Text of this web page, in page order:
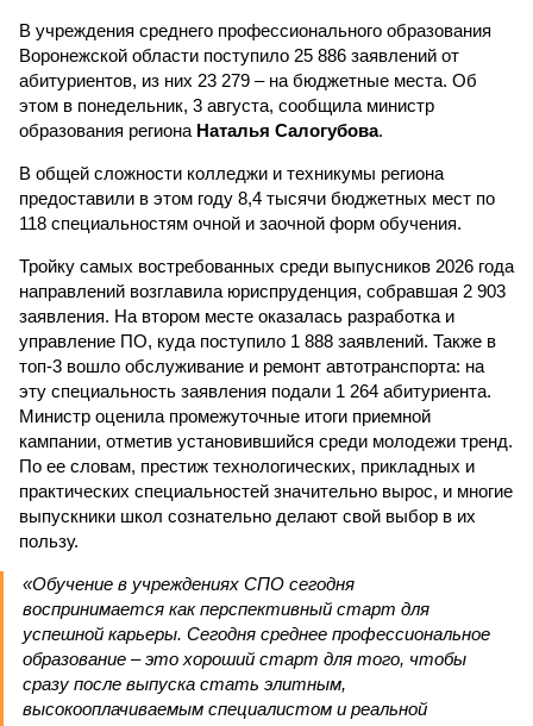
В учреждения среднего профессионального образования
Воронежской области поступило 25 886 заявлений от
абитуриентов, из них 23 279 – на бюджетные места. Об
этом в понедельник, 3 августа, сообщила министр
образования региона Наталья Салогубова.
В общей сложности колледжи и техникумы региона
предоставили в этом году 8,4 тысячи бюджетных мест по
118 специальностям очной и заочной форм обучения.
Тройку самых востребованных среди выпусников 2026 года
направлений возглавила юриспруденция, собравшая 2 903
заявления. На втором месте оказалась разработка и
управление ПО, куда поступило 1 888 заявлений. Также в
топ-3 вошло обслуживание и ремонт автотранспорта: на
эту специальность заявления подали 1 264 абитуриента.
Министр оценила промежуточные итоги приемной
кампании, отметив установившийся среди молодежи тренд.
По ее словам, престиж технологических, прикладных и
практических специальностей значительно вырос, и многие
выпускники школ сознательно делают свой выбор в их
пользу.
«Обучение в учреждениях СПО сегодня
воспринимается как перспективный старт для
успешной карьеры. Сегодня среднее профессиональное
образование – это хороший старт для того, чтобы
сразу после выпуска стать элитным,
высокооплачиваемым специалистом и реальной